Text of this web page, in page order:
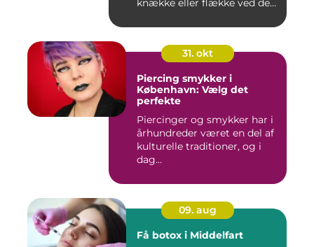
knække eller flække ved den
31. okt
Piercing smykker i
København: Vælg det
perfekte
Piercinger og smykker har i
århundreder været en del af
kulturelle traditioner, og i
dag...
09. aug
Få botox i Middelfart